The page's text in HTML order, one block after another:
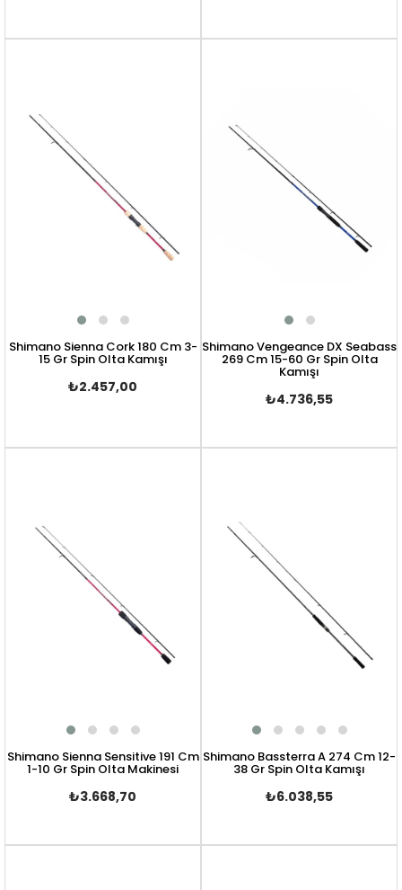
Shimano Sienna Cork 180 Cm 3-
15 Gr Spin Olta Kamışı
₺2.457,00
Shimano Vengeance DX Seabass
269 Cm 15-60 Gr Spin Olta
Kamışı
₺4.736,55
Shimano Sienna Sensitive 191 Cm
1-10 Gr Spin Olta Makinesi
₺3.668,70
Shimano Bassterra A 274 Cm 12-
38 Gr Spin Olta Kamışı
₺6.038,55